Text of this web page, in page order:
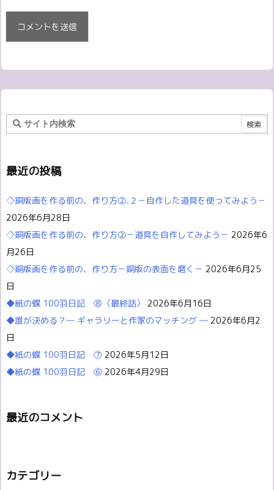
最近の投稿
◇銅版画を作る前の、作り方②₋２－自作した道具を使ってみよう－
2026年6月28日
◇銅版画を作る前の、作り方②－道具を自作してみよう－ 2026年6
月26日
◇銅版画を作る前の、作り方－銅版の表面を磨く－ 2026年6月25
日
◆紙の蝶 100羽日記 ⓼〈最終話〉
2026年6月16日
◆誰が決める？― ギャラリーと作家のマッチング ― 2026年6月2
日
◆紙の蝶 100羽日記 ⓻ 2026年5月12日
◆紙の蝶 100羽日記 ⓺ 2026年4月29日
最近のコメント
カテゴリー